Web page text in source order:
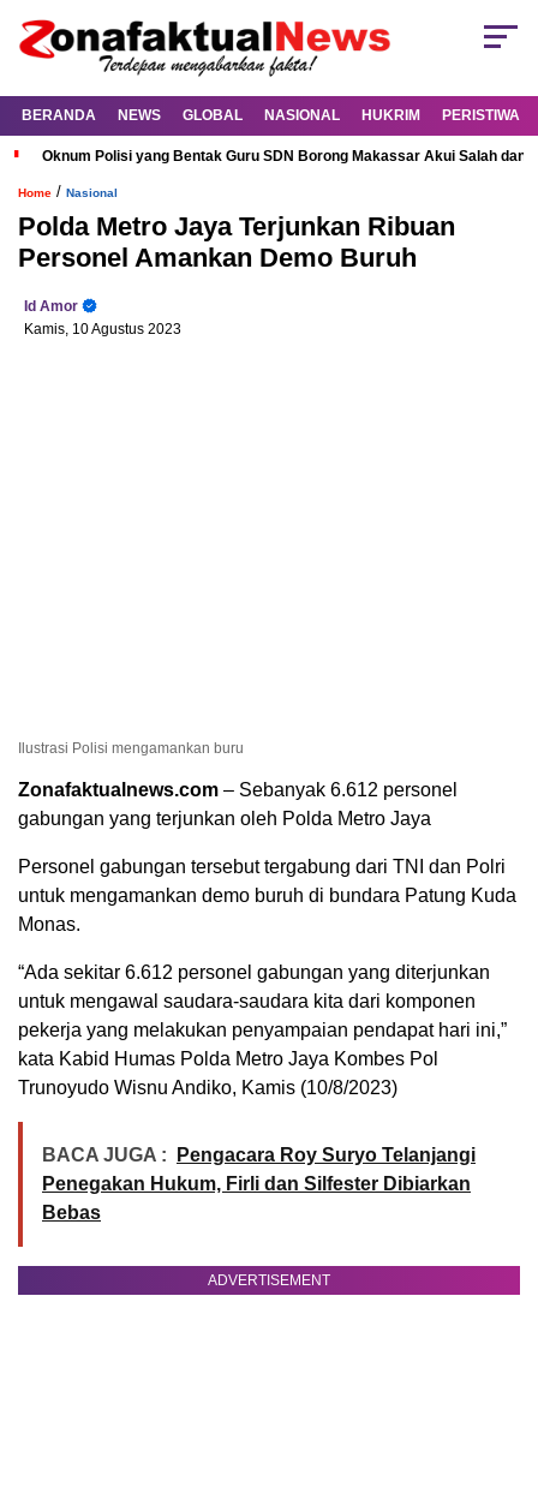
BERANDA NEWS GLOBAL NASIONAL HUKRIM PERISTIWA
Oknum Polisi yang Bentak Guru SDN Borong Makassar Akui Salah dan
Home / Nasional
Polda Metro Jaya Terjunkan Ribuan
Personel Amankan Demo Buruh
Id Amor
Kamis, 10 Agustus 2023
Ilustrasi Polisi mengamankan buru
Zonafaktualnews.com – Sebanyak 6.612 personel
gabungan yang terjunkan oleh Polda Metro Jaya
Personel gabungan tersebut tergabung dari TNI dan Polri
untuk mengamankan demo buruh di bundara Patung Kuda
Monas.
“Ada sekitar 6.612 personel gabungan yang diterjunkan
untuk mengawal saudara-saudara kita dari komponen
pekerja yang melakukan penyampaian pendapat hari ini,”
kata Kabid Humas Polda Metro Jaya Kombes Pol
Trunoyudo Wisnu Andiko, Kamis (10/8/2023)
BACA JUGA :
Pengacara Roy Suryo Telanjangi
Penegakan Hukum, Firli dan Silfester Dibiarkan
Bebas
ADVERTISEMENT